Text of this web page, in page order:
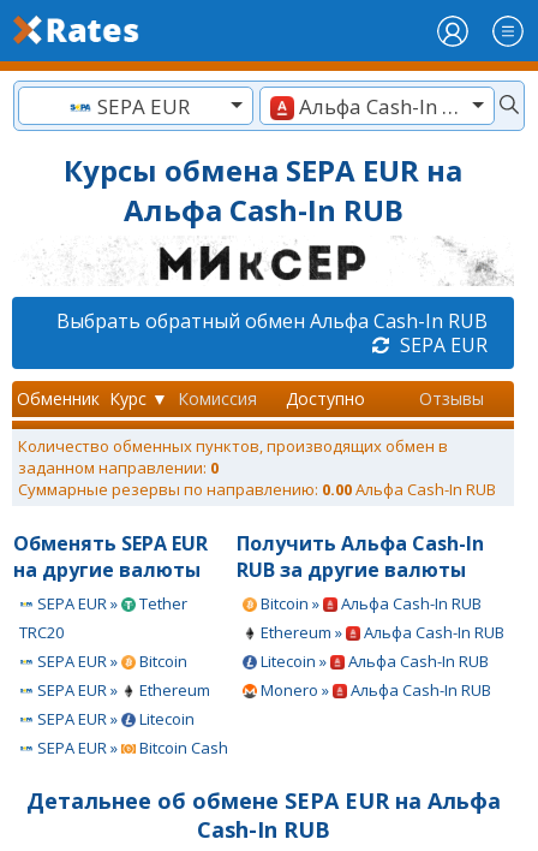
SEPA EUR Альфа Cash-In RUB
Курсы обмена SEPA EUR на
Альфа Cash-In RUB
Выбрать обратный обмен Альфа Cash-In RUB
SEPA EUR
Обменник Курс ▼ Комиссия Доступно Отзывы
Количество обменных пунктов, производящих обмен в
заданном направлении: 0
Суммарные резервы по направлению: 0.00Альфа Cash-In RUB
Обменять SEPA EUR
на другие валюты
SEPA EUR »
Tether
TRC20
SEPA EUR »
Bitcoin
SEPA EUR »
Ethereum
SEPA EUR »
Litecoin
SEPA EUR »
Bitcoin Cash
Получить Альфа Cash-In
RUB за другие валюты
Bitcoin »
Альфа Cash-In RUB
Ethereum »
Альфа Cash-In RUB
Litecoin »
Альфа Cash-In RUB
Monero »
Альфа Cash-In RUB
Детальнее об обмене SEPA EUR на Альфа
Cash-In RUB